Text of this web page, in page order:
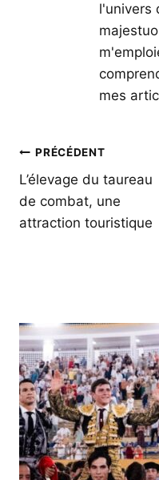
l'univers
mes
Navigation
de
l’article
PRÉCÉDENT
L’élevage du taureau
de combat, une
attraction touristique